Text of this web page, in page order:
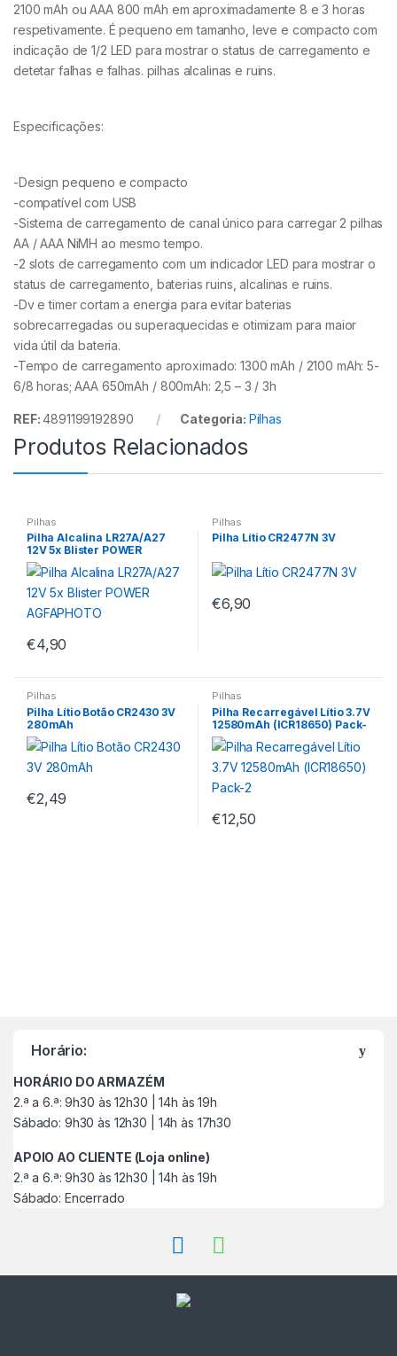
2100 mAh ou AAA 800 mAh em aproximadamente 8 e 3 horas
respetivamente. É pequeno em tamanho, leve e compacto com
indicação de 1/2 LED para mostrar o status de carregamento e
detetar falhas e falhas. pilhas alcalinas e ruins.
Especificações:
-Design pequeno e compacto
-compatível com USB
-Sistema de carregamento de canal único para carregar 2 pilhas
AA / AAA NiMH ao mesmo tempo.
-2 slots de carregamento com um indicador LED para mostrar o
status de carregamento, baterias ruins, alcalinas e ruins.
-Dv e timer cortam a energia para evitar baterias
sobrecarregadas ou superaquecidas e otimizam para maior
vida útil da bateria.
-Tempo de carregamento aproximado: 1300 mAh / 2100 mAh: 5-
6/8 horas; AAA 650mAh / 800mAh: 2,5 – 3 / 3h
REF:4891199192890 Categoria: Pilhas
Produtos Relacionados
Pilhas
Pilha Alcalina LR27A/A27
12V 5x Blister POWER
AGFAPHOTO
€4,90
Pilhas
Pilha Lítio CR2477N 3V
€6,90
Pilhas
Pilha Lítio Botão CR2430 3V
280mAh
€2,49
Pilhas
Pilha Recarregável Lítio 3.7V
12580mAh (ICR18650) Pack-
2
€12,50
r
Horário:
HORÁRIO DO ARMAZÉM
2.ª a 6.ª: 9h30 às 12h30 | 14h às 19h
Sábado: 9h30 às 12h30 | 14h às 17h30
APOIO AO CLIENTE (Loja online)
2.ª a 6.ª: 9h30 às 12h30 | 14h às 19h
Sábado: Encerrado